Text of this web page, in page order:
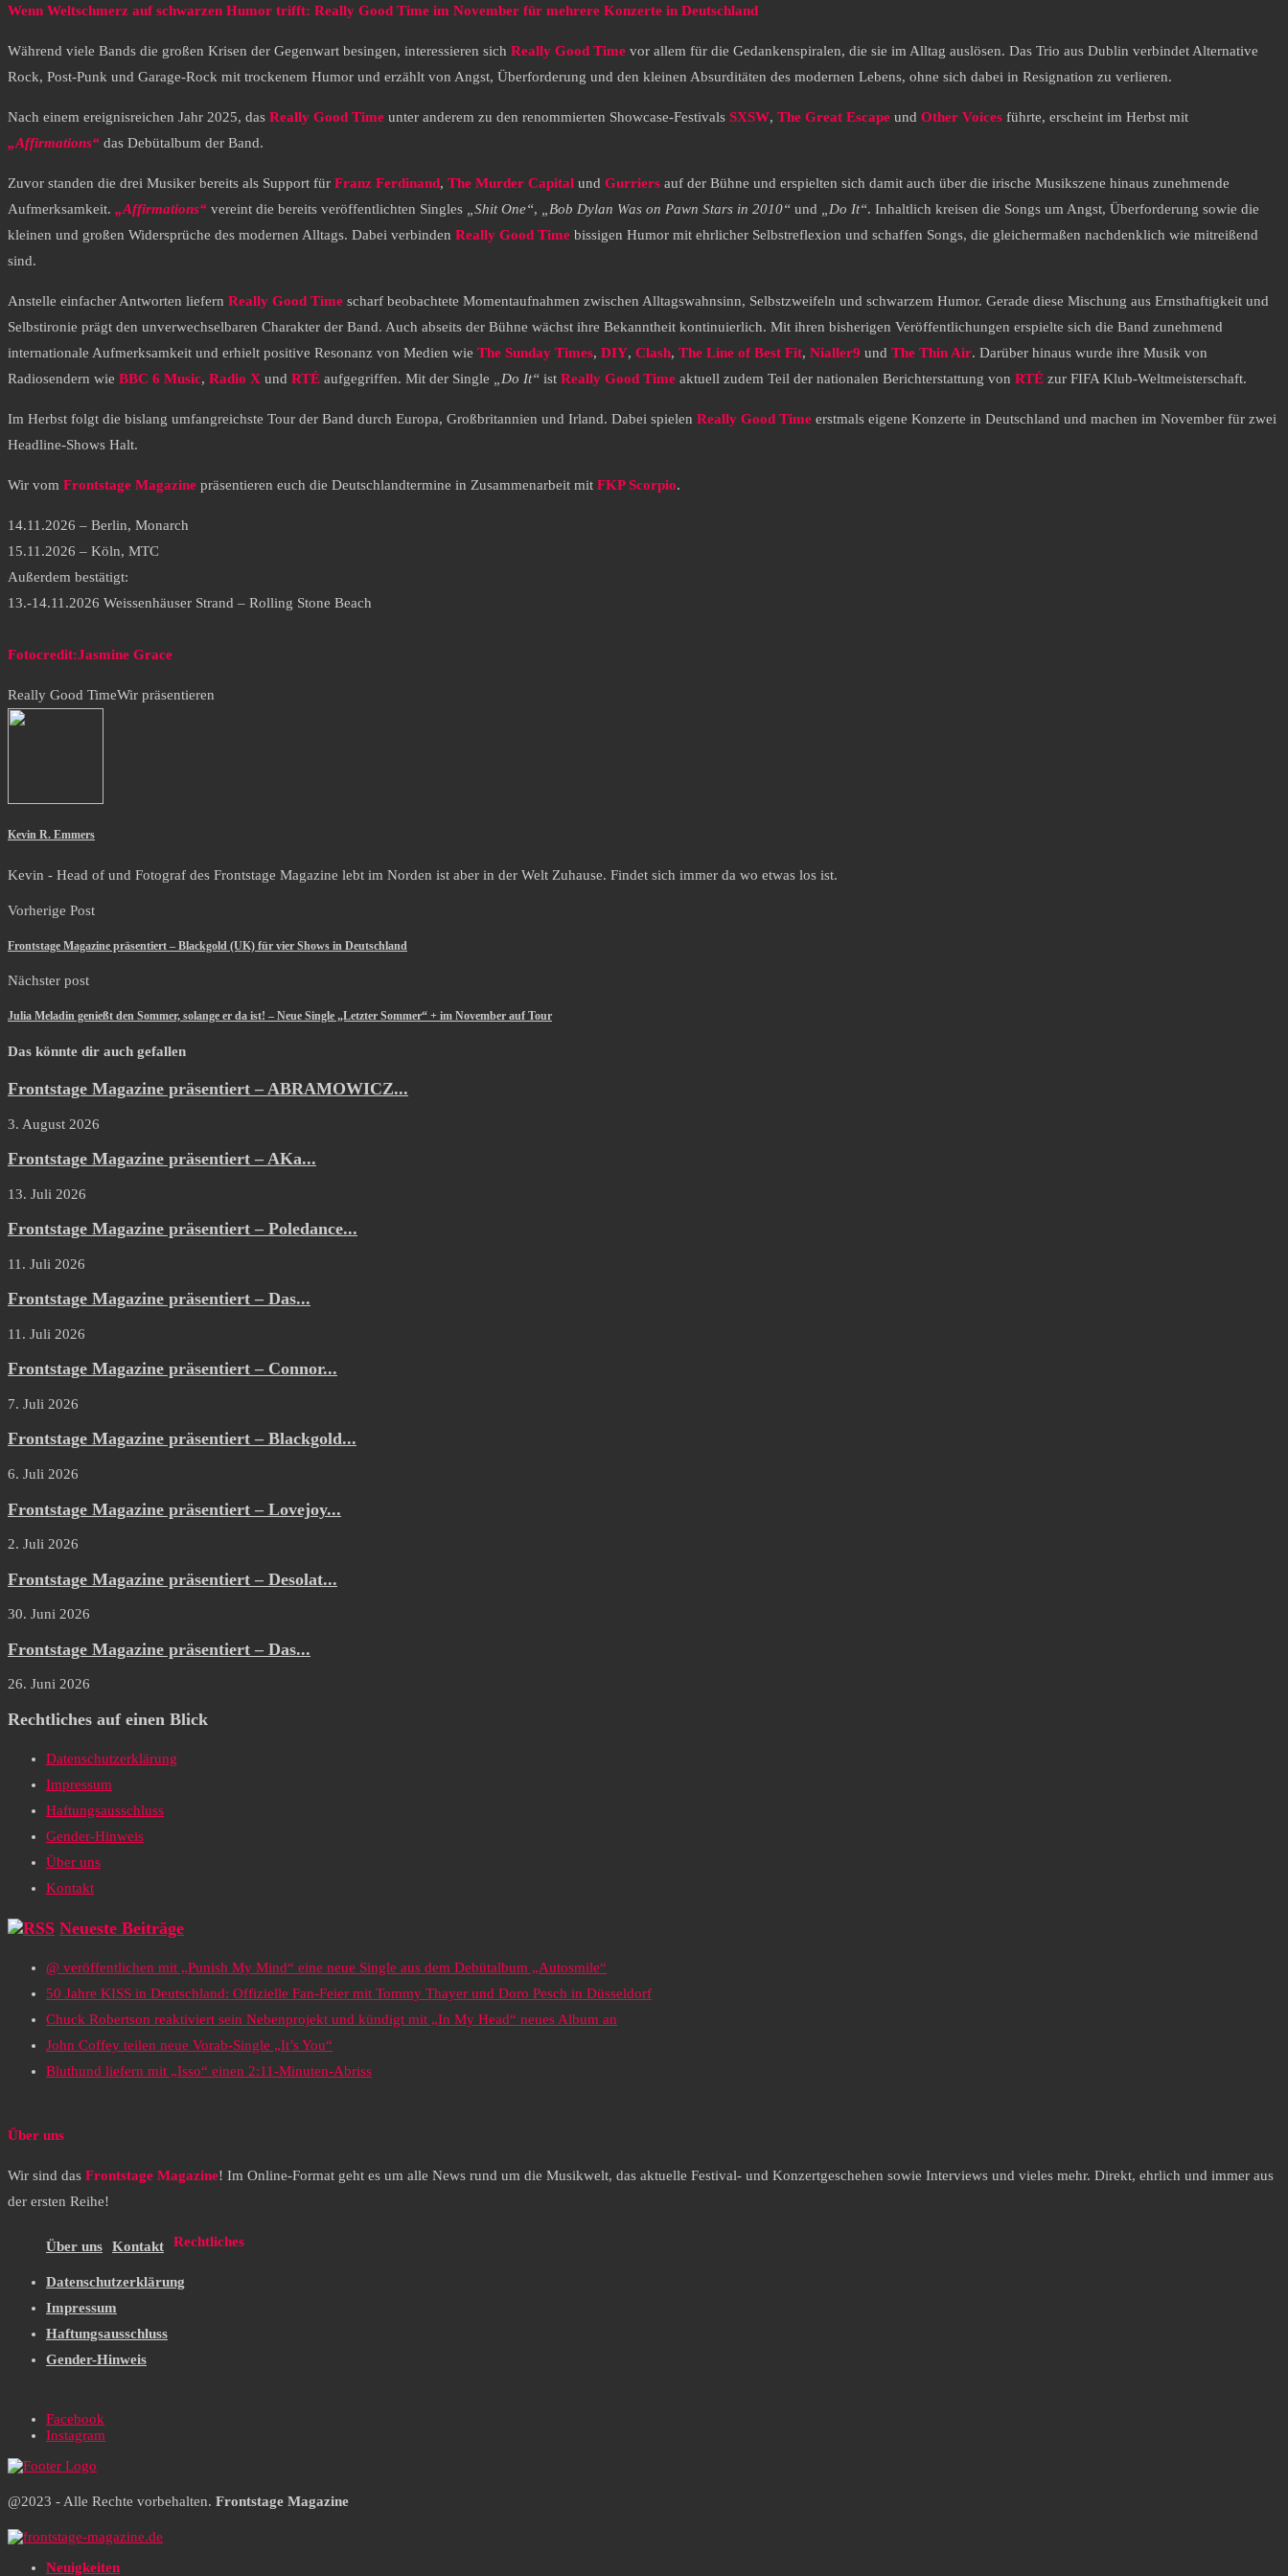
Wenn Weltschmerz auf schwarzen Humor trifft: Really Good Time im November für mehrere Konzerte in Deutschland
Während viele Bands die großen Krisen der Gegenwart besingen, interessieren sich Really Good Time vor allem für die Gedankenspiralen, die sie im Alltag auslösen. Das Trio aus Dublin verbindet Alternative
Rock, Post-Punk und Garage-Rock mit trockenem Humor und erzählt von Angst, Überforderung und den kleinen Absurditäten des modernen Lebens, ohne sich dabei in Resignation zu verlieren.
Nach einem ereignisreichen Jahr 2025, das Really Good Time unter anderem zu den renommierten Showcase-Festivals SXSW, The Great Escape und Other Voices führte, erscheint im Herbst mit
„Affirmations“ das Debütalbum der Band.
Zuvor standen die drei Musiker bereits als Support für Franz Ferdinand, The Murder Capital und Gurriers auf der Bühne und erspielten sich damit auch über die irische Musikszene hinaus zunehmende
Aufmerksamkeit. „Affirmations“ vereint die bereits veröffentlichten Singles „Shit One“, „Bob Dylan Was on Pawn Stars in 2010“ und „Do It“. Inhaltlich kreisen die Songs um Angst, Überforderung sowie die
kleinen und großen Widersprüche des modernen Alltags. Dabei verbinden Really Good Time bissigen Humor mit ehrlicher Selbstreflexion und schaffen Songs, die gleichermaßen nachdenklich wie mitreißend
sind.
Anstelle einfacher Antworten liefern Really Good Time scharf beobachtete Momentaufnahmen zwischen Alltagswahnsinn, Selbstzweifeln und schwarzem Humor. Gerade diese Mischung aus Ernsthaftigkeit und
Selbstironie prägt den unverwechselbaren Charakter der Band. Auch abseits der Bühne wächst ihre Bekanntheit kontinuierlich. Mit ihren bisherigen Veröffentlichungen erspielte sich die Band zunehmend
internationale Aufmerksamkeit und erhielt positive Resonanz von Medien wie The Sunday Times, DIY, Clash, The Line of Best Fit, Nialler9 und The Thin Air. Darüber hinaus wurde ihre Musik von
Radiosendern wie BBC 6 Music, Radio X und RTÉ aufgegriffen. Mit der Single „Do It“ ist Really Good Time aktuell zudem Teil der nationalen Berichterstattung von RTÉ zur FIFA Klub-Weltmeisterschaft.
Im Herbst folgt die bislang umfangreichste Tour der Band durch Europa, Großbritannien und Irland. Dabei spielen Really Good Time erstmals eigene Konzerte in Deutschland und machen im November für zwei
Headline-Shows Halt.
Wir vom Frontstage Magazine präsentieren euch die Deutschlandtermine in Zusammenarbeit mit FKP Scorpio.
14.11.2026 – Berlin, Monarch
15.11.2026 – Köln, MTC
Außerdem bestätigt:
13.-14.11.2026 Weissenhäuser Strand – Rolling Stone Beach
Fotocredit:Jasmine Grace
Really Good TimeWir präsentieren
Kevin R. Emmers
Kevin - Head of und Fotograf des Frontstage Magazine lebt im Norden ist aber in der Welt Zuhause. Findet sich immer da wo etwas los ist.
Vorherige Post
Frontstage Magazine präsentiert – Blackgold (UK) für vier Shows in Deutschland
Nächster post
Julia Meladin genießt den Sommer, solange er da ist! – Neue Single „Letzter Sommer“ + im November auf Tour
Das könnte dir auch gefallen
Frontstage Magazine präsentiert – ABRAMOWICZ...
3. August 2026
Frontstage Magazine präsentiert – AKa...
13. Juli 2026
Frontstage Magazine präsentiert – Poledance...
11. Juli 2026
Frontstage Magazine präsentiert – Das...
11. Juli 2026
Frontstage Magazine präsentiert – Connor...
7. Juli 2026
Frontstage Magazine präsentiert – Blackgold...
6. Juli 2026
Frontstage Magazine präsentiert – Lovejoy...
2. Juli 2026
Frontstage Magazine präsentiert – Desolat...
30. Juni 2026
Frontstage Magazine präsentiert – Das...
26. Juni 2026
Rechtliches auf einen Blick
Datenschutzerklärung
Impressum
Haftungsausschluss
Gender-Hinweis
Über uns
Kontakt
Neueste Beiträge
@ veröffentlichen mit „Punish My Mind“ eine neue Single aus dem Debütalbum „Autosmile“
50 Jahre KISS in Deutschland: Offizielle Fan-Feier mit Tommy Thayer und Doro Pesch in Düsseldorf
Chuck Robertson reaktiviert sein Nebenprojekt und kündigt mit „In My Head“ neues Album an
John Coffey teilen neue Vorab-Single „It’s You“
Bluthund liefern mit „Isso“ einen 2:11-Minuten-Abriss
Über uns
Wir sind das Frontstage Magazine! Im Online-Format geht es um alle News rund um die Musikwelt, das aktuelle Festival- und Konzertgeschehen sowie Interviews und vieles mehr. Direkt, ehrlich und immer aus
der ersten Reihe!
Über uns Kontakt Rechtliches
Datenschutzerklärung
Impressum
Haftungsausschluss
Gender-Hinweis
Facebook
Instagram
@2023 - Alle Rechte vorbehalten. Frontstage Magazine
Neuigkeiten